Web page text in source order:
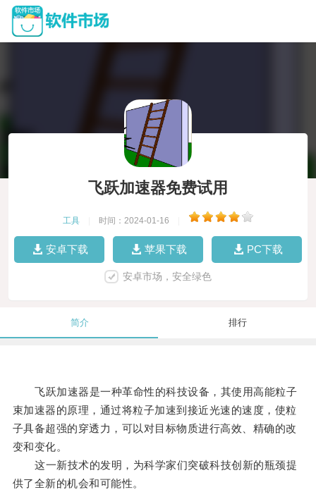
飞跃加速器免费试用
工具 时间：2024-01-16
安卓下载 苹果下载 PC下载
安卓市场，安全绿色
简介 排行
飞跃加速器是一种革命性的科技设备，其使用高能粒子
束加速器的原理，通过将粒子加速到接近光速的速度，使粒
子具备超强的穿透力，可以对目标物质进行高效、精确的改
变和变化。
这一新技术的发明，为科学家们突破科技创新的瓶颈提
供了全新的机会和可能性。